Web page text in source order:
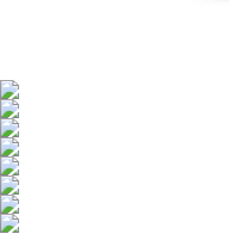
팔레트 스태커
통로 트럭